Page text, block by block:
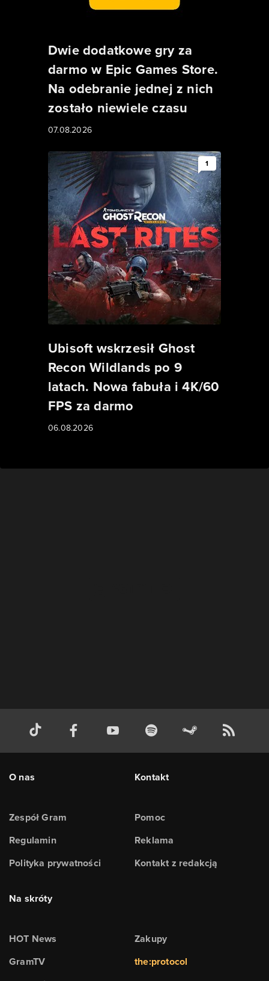
Dwie dodatkowe gry za
darmo w Epic Games Store.
Na odebranie jednej z nich
zostało niewiele czasu
07.08.2026
1
Ubisoft wskrzesił Ghost
Recon Wildlands po 9
latach. Nowa fabuła i 4K/60
FPS za darmo
06.08.2026
O nas
Zespół Gram
Regulamin
Polityka prywatności
Kontakt
Pomoc
Reklama
Kontakt z redakcją
Na skróty
HOT News
GramTV
Zakupy
the:protocol